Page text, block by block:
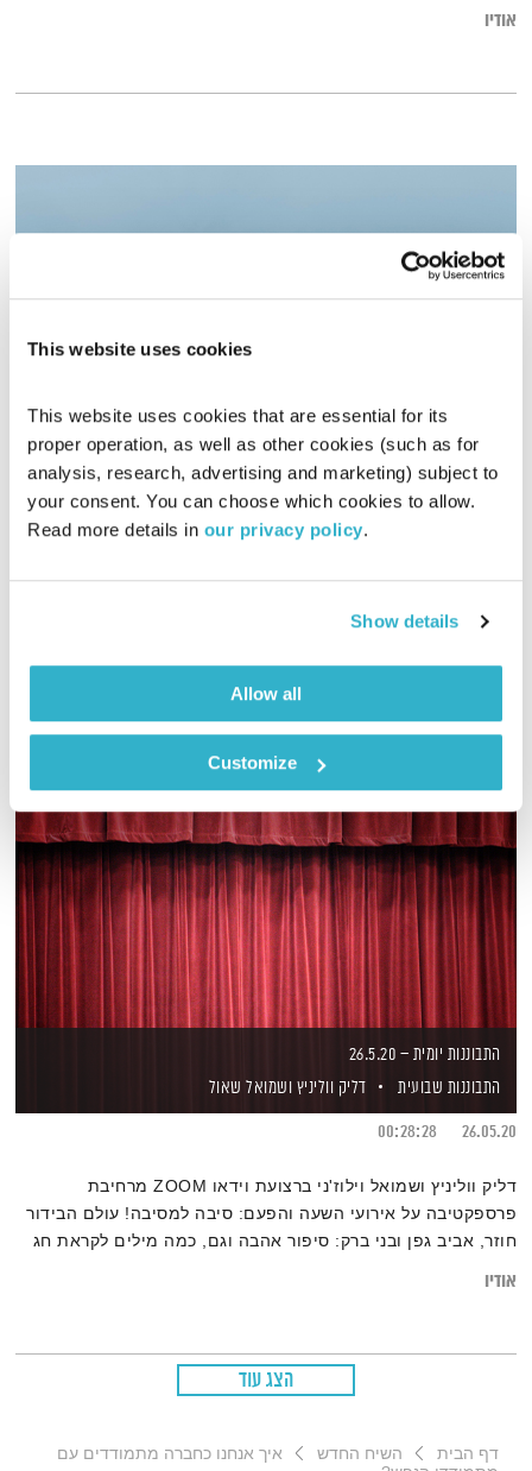
This website uses cookies
This website uses cookies that are essential for its
proper operation, as well as other cookies (such as for
analysis, research, advertising and marketing) subject to
your consent. You can choose which cookies to allow.
Read more details in our privacy policy.
Show details
Allow all
Customize
אודיו
מרחב ריפוי – 17.5.25
מרחב ריפוי
אורי בנקהלטר
17.05.25
02:00:18
התבוננות יומית – 26.5.20
התבוננות שבועית
דליק ווליניץ ושמואל שאול
26.05.20
00:28:28
דליק ווליניץ ושמואל וילוז'ני ברצועת וידאו ZOOM מרחיבת
פרספקטיבה על אירועי השעה והפעם: סיבה למסיבה! עולם הבידור
חוזר, אביב גפן ובני ברק: סיפור אהבה וגם, כמה מילים לקראת חג
אודיו
הצג עוד
דף הבית השיח החדש
איך אנחנו כחברה מתמודדים עם